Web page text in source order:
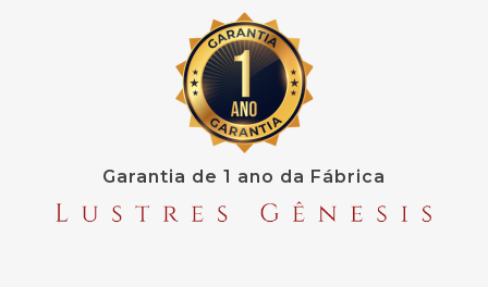
Garantia de 1 ano da Fábrica